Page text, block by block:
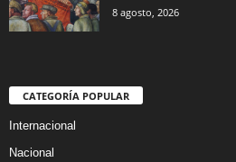
8 agosto, 2026
CATEGORÍA POPULAR
Internacional
Nacional